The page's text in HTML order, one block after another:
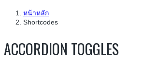
หน้าหลัก
Shortcodes
ACCORDION TOGGLES